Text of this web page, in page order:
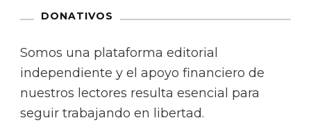
DONATIVOS
Somos una plataforma editorial
independiente y el apoyo financiero de
nuestros lectores resulta esencial para
seguir trabajando en libertad.